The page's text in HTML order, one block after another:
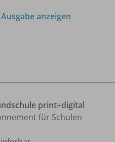
anzeigen
print+digital
für Schulen